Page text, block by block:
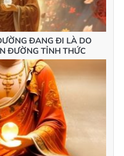
ĐANG ĐI LÀ DO
ĐƯỜNG TỈNH THỨC